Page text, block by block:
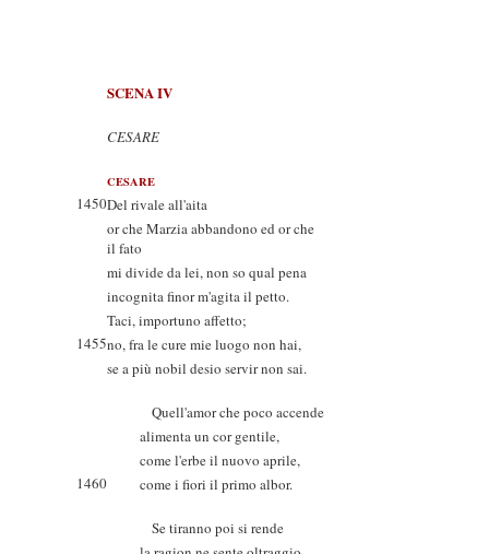
SCENA IV
CESARE
CESARE
1450Del rivale all'aita
or che Marzia abbandono ed or che
il fato
mi divide da lei, non so qual pena
incognita finor m'agita il petto.
Taci, importuno affetto;
1455no, fra le cure mie luogo non hai,
se a più nobil desio servir non sai.
Quell'amor che poco accende
alimenta un cor gentile,
come l'erbe il nuovo aprile,
1460
come i fiori il primo albor.
Se tiranno poi si rende